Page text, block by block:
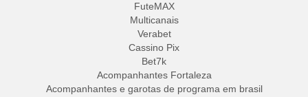
FuteMAX
Multicanais
Verabet
Cassino Pix
Bet7k
Acompanhantes Fortaleza
Acompanhantes e garotas de programa em brasil